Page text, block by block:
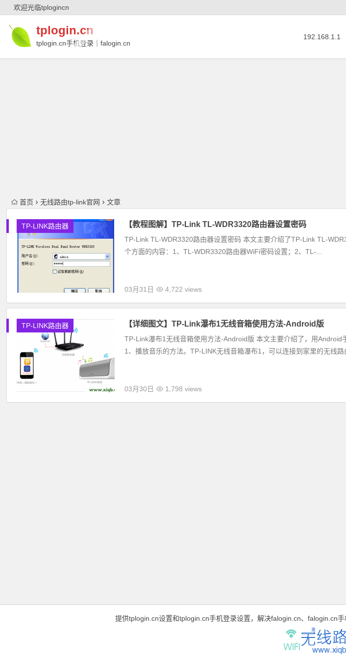
欢迎光临tplogincn
tplogin.cn
tplogin.cn手机登录｜falogin.cn
192.168.1.1
首页 无线路由tp-link官网 文章
TP-LINK路由器 【教程图解】TP-Link TL-WDR3320路由器设置密码
TP-Link TL-WDR3320路由器设置密码 本文主要介绍了TP-Link TL-
个方面的内容：1、TL-WDR3320路由器WiFi密码设置；2、TL-...
03月31日 4,722 views
TP-LINK路由器 【详细图文】TP-Link瀑布1无线音箱使用方法-Android版
TP-Link瀑布1无线音箱使用方法-Android版 本文主要介绍了，用Android
1、播放音乐的方法。TP-LINK无线音箱瀑布1，可以连接到家里的无线路
03月30日 1,798 views
提供tplogin.cn设置和tplogin.cn手机登录设置，解决falogin.cn、falogin.cn